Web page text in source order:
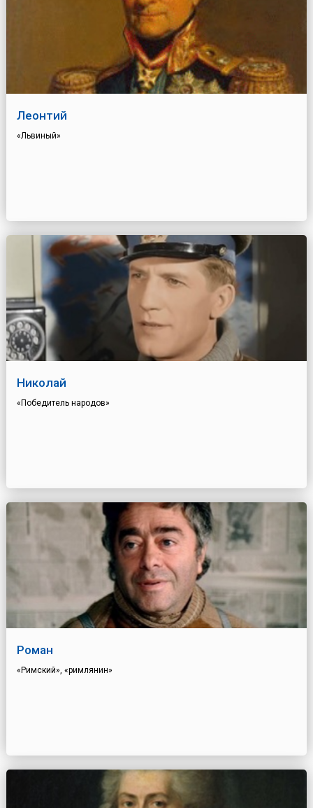
Леонтий
«Львиный»
Николай
«Победитель народов»
Роман
«Римский», «римлянин»